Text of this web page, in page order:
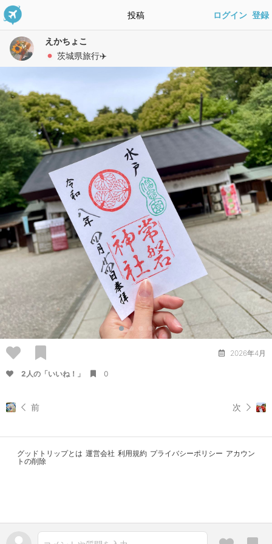
投稿 ログイン 登録
えかちょこ
茨城県旅行✈️
2026年4月
2人の「いいね！」 0
前 次
グッドトリップとは 運営会社 利用規約 プライバシーポリシー アカウン
トの削除